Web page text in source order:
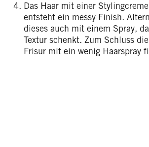
Das Haar mit einer
entsteht ein messy Finish.
dieses auch mit einem Spray,
Textur schenkt. Zum Schluss
Frisur mit ein wenig Haarspray